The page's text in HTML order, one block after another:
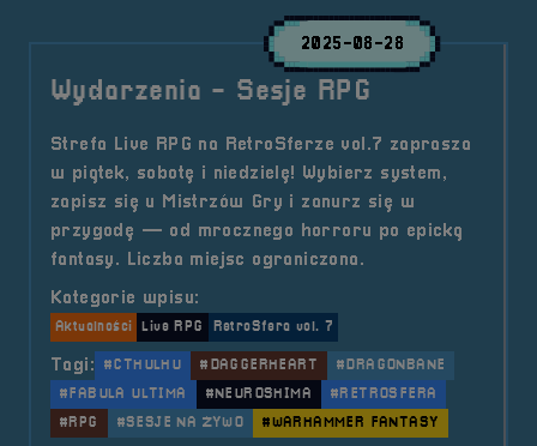
2025-08-28
Wydarzenia - Sesje RPG
Strefa Live RPG na RetroSferze vol.7 zaprasza
w piątek, sobotę i niedzielę! Wybierz system,
zapisz się u Mistrzów Gry i zanurz się w
przygodę — od mrocznego horroru po epicką
fantasy. Liczba miejsc ograniczona.
Kategorie wpisu:
Aktualności Live RPG RetroSfera vol. 7
Tagi: #CTHULHU #DAGGERHEART
#DRAGONBANE
#FABULA ULTIMA
#NEUROSHIMA
#RETROSFERA
#RPG
#SESJE NA ŻYWO #WARHAMMER FANTASY